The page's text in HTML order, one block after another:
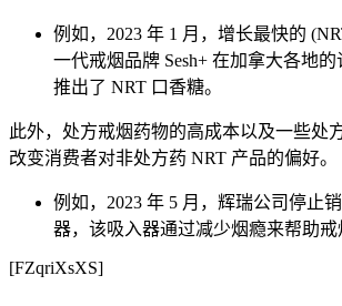
例如，2023 年 1 月，增长最快的
一代戒烟品牌 Sesh+ 在加拿大各地
推出了 NRT 口香糖。
此外，处方戒烟药物的高成本以及一些处
改变消费者对非处方药 NRT 产品的偏好。
例如，2023 年 5 月，辉瑞公司停止
器，该吸入器通过减少烟瘾来帮助戒
[FZqriXsXS]